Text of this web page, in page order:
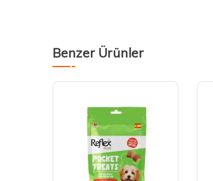
Benzer Ürünler